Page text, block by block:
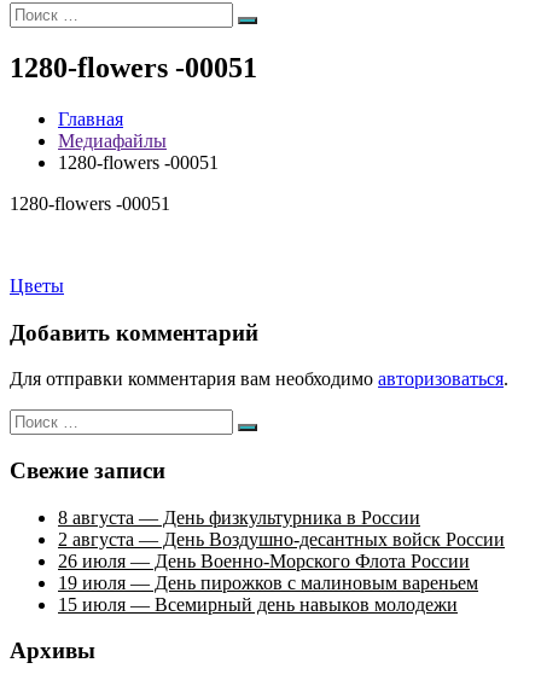
Искать:
Поиск
1280-flowers -00051
Главная
Медиафайлы
1280-flowers -00051
1280-flowers -00051
Навигация
по
записям
Цветы
Добавить комментарий
Для отправки комментария вам необходимо авторизоваться.
Искать:
Поиск
Свежие записи
8 августа — День физкультурника в России
2 августа — День Воздушно-десантных войск России
26 июля — День Военно-Морского Флота России
19 июля — День пирожков с малиновым вареньем
15 июля — Всемирный день навыков молодежи
Архивы